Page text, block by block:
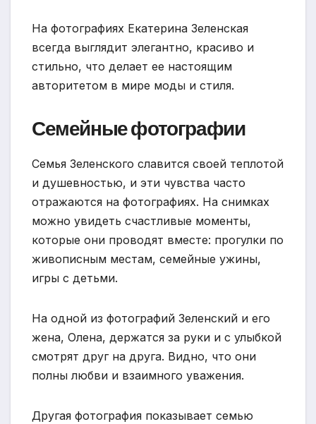
На фотографиях Екатерина Зеленская
всегда выглядит элегантно, красиво и
стильно, что делает ее настоящим
авторитетом в мире моды и стиля.
Семейные фотографии
Семья Зеленского славится своей теплотой
и душевностью, и эти чувства часто
отражаются на фотографиях. На снимках
можно увидеть счастливые моменты,
которые они проводят вместе: прогулки по
живописным местам, семейные ужины,
игры с детьми.
На одной из фотографий Зеленский и его
жена, Олена, держатся за руки и с улыбкой
смотрят друг на друга. Видно, что они
полны любви и взаимного уважения.
Другая фотография показывает семью